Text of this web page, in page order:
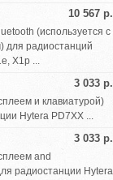
10 567 р.
(используется с
для радиостанций
X1p ...
3 033 р.
и клавиатурой)
Hytera PD7XX ...
3 033 р.
and
радиостанции Hytera